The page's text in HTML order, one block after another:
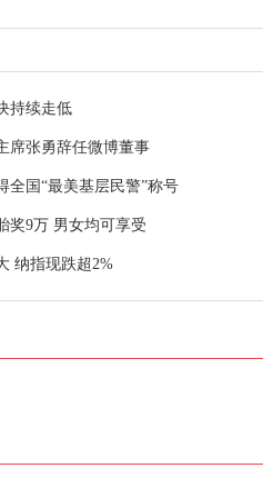
持续走低
席张勇辞任微博董事
全国“最美基层民警”称号
奖9万 男女均可享受
纳指现跌超2%